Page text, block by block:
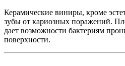
Керамические виниры, кроме
зубы от кариозных поражений.
дает возможности бактериям
поверхности.